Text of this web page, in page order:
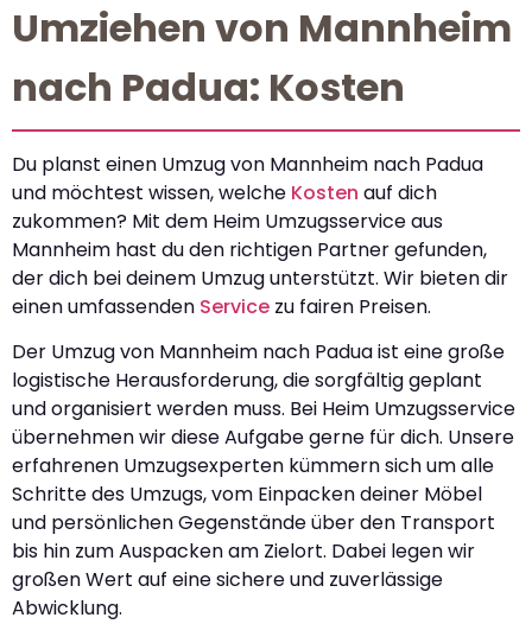
Umziehen von Mannheim
nach Padua: Kosten
Du planst einen Umzug von Mannheim nach Padua
und möchtest wissen, welche Kosten auf dich
zukommen? Mit dem Heim Umzugsservice aus
Mannheim hast du den richtigen Partner gefunden,
der dich bei deinem Umzug unterstützt. Wir bieten dir
einen umfassenden Service zu fairen Preisen.
Der Umzug von Mannheim nach Padua ist eine große
logistische Herausforderung, die sorgfältig geplant
und organisiert werden muss. Bei Heim Umzugsservice
übernehmen wir diese Aufgabe gerne für dich. Unsere
erfahrenen Umzugsexperten kümmern sich um alle
Schritte des Umzugs, vom Einpacken deiner Möbel
und persönlichen Gegenstände über den Transport
bis hin zum Auspacken am Zielort. Dabei legen wir
großen Wert auf eine sichere und zuverlässige
Abwicklung.